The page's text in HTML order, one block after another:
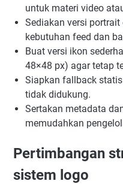
untuk materi video
Sediakan versi
kebutuhan feed dan
Buat versi ikon
48×48 px) agar tetap
Siapkan fallback
tidak didukung.
Sertakan metadata
memudahkan
Pertimbangan
sistem logo